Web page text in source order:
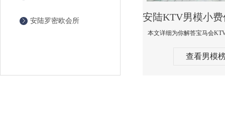
安陆罗密欧会所
查看男模